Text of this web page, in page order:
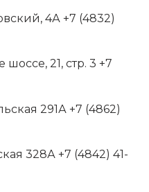
4А +7 (4832)
21, стр. 3 +7
291А +7 (4862)
328А +7 (4842) 41-